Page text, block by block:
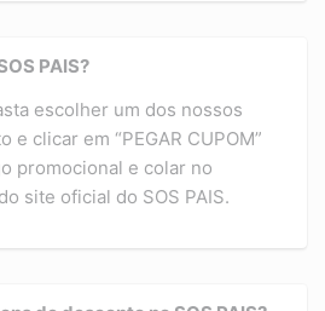
PAIS?
escolher um dos nossos
e clicar em “PEGAR CUPOM”
promocional e colar no
site oficial do SOS PAIS.